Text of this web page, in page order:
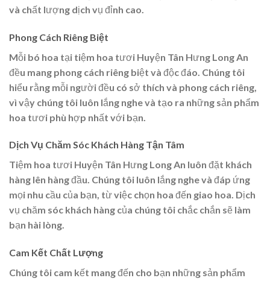
và chất lượng dịch vụ đỉnh cao.
Phong Cách Riêng Biệt
Mỗi bó hoa tại tiệm hoa tươi Huyện Tân Hưng Long An
đều mang phong cách riêng biệt và độc đáo. Chúng tôi
hiểu rằng mỗi người đều có sở thích và phong cách riêng,
vì vậy chúng tôi luôn lắng nghe và tạo ra những sản phẩm
hoa tươi phù hợp nhất với bạn.
Dịch Vụ Chăm Sóc Khách Hàng Tận Tâm
Tiệm hoa tươi Huyện Tân Hưng Long An luôn đặt khách
hàng lên hàng đầu. Chúng tôi luôn lắng nghe và đáp ứng
mọi nhu cầu của bạn, từ việc chọn hoa đến giao hoa. Dịch
vụ chăm sóc khách hàng của chúng tôi chắc chắn sẽ làm
bạn hài lòng.
Cam Kết Chất Lượng
Chúng tôi cam kết mang đến cho bạn những sản phẩm